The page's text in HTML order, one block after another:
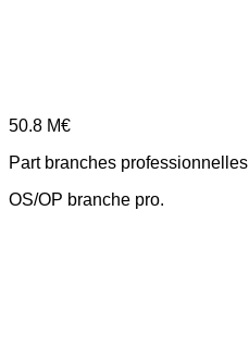
50.8 M€
Part branches professionnelles
OS/OP branche pro.